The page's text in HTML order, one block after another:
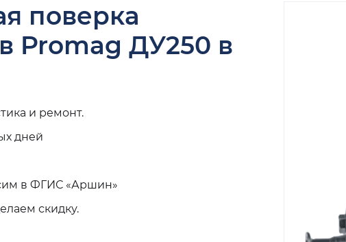
поверка
Promag ДУ250 в
и ремонт.
дней
в ФГИС «Аршин»
скидку.